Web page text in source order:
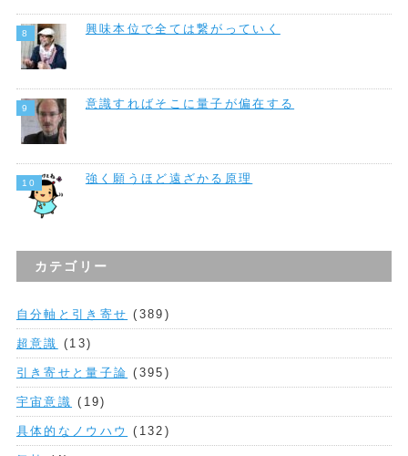
興味本位で全ては繋がっていく
意識すればそこに量子が偏在する
強く願うほど遠ざかる原理
カテゴリー
自分軸と引き寄せ (389)
超意識 (13)
引き寄せと量子論 (395)
宇宙意識 (19)
具体的なノウハウ (132)